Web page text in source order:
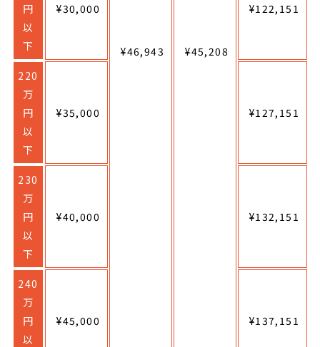
¥46,943 ¥45,208
円
以
下
¥30,000 ¥122,151
220
万
円
以
下
¥35,000 ¥127,151
230
万
円
以
下
¥40,000 ¥132,151
240
万
円
以
¥45,000 ¥137,151